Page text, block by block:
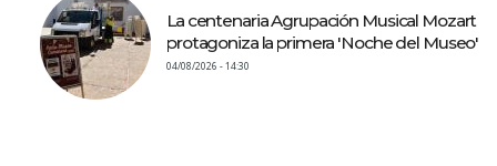
La centenaria Agrupación Musical Mozart
protagoniza la primera 'Noche del Museo'
04/08/2026 - 14:30